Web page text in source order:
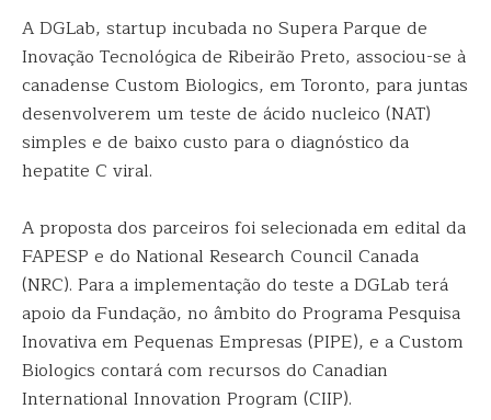
A DGLab, startup incubada no Supera Parque de
Inovação Tecnológica de Ribeirão Preto, associou-se à
canadense Custom Biologics, em Toronto, parajuntas
desenvolverem um teste de ácido nucleico (NAT)
simples e de baixo custo para o diagnóstico da
hepatite C viral.
A proposta dos parceiros foi selecionada em edital da
FAPESP e do National Research Council Canada
(NRC). Para a implementação do teste a DGLab terá
apoio da Fundação, no âmbito do Programa Pesquisa
Inovativa em Pequenas Empresas (PIPE), e a Custom
Biologics contará com recursos do Canadian
International Innovation Program (CIIP).